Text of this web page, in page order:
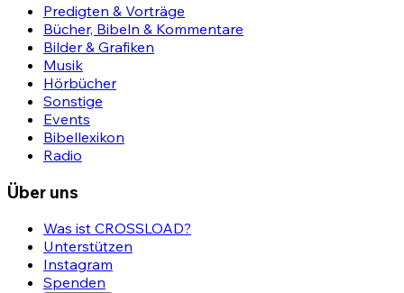
Predigten & Vorträge
Bücher, Bibeln & Kommentare
Bilder & Grafiken
Musik
Hörbücher
Sonstige
Events
Bibellexikon
Radio
Über uns
Was ist CROSSLOAD?
Unterstützen
Instagram
Spenden